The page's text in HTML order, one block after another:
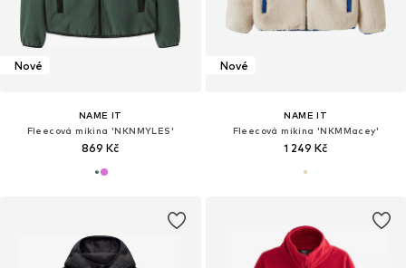
Nové
NAME IT
Fleecová mikina 'NKNMYLES'
869 Kč
Nové
NAME IT
Fleecová mikina 'NKMMacey'
1 249 Kč